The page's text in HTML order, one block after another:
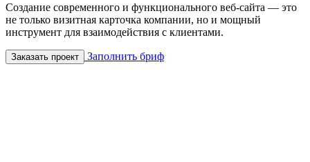
Создание современного и функционального веб-сайта — это
не только визитная карточка компании, но и мощный
инструмент для взаимодействия с клиентами.
Заказать проект Заполнить бриф